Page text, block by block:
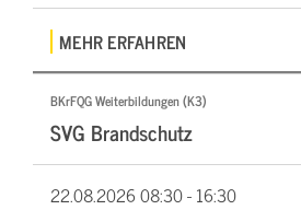
MEHR ERFAHREN
BKrFQG Weiterbildungen (K3)
SVG Brandschutz
22.08.202608:30 - 16:30